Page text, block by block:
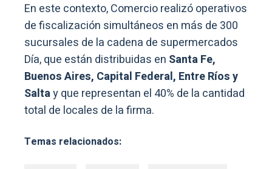
En este contexto, Comercio realizó operativos
de fiscalización simultáneos en más de 300
sucursales de la cadena de supermercados
Día, que están distribuidas en Santa Fe,
Buenos Aires, Capital Federal, Entre Ríos y
Saltay que representan el 40% de la cantidad
total de locales de la firma.
Temas relacionados: